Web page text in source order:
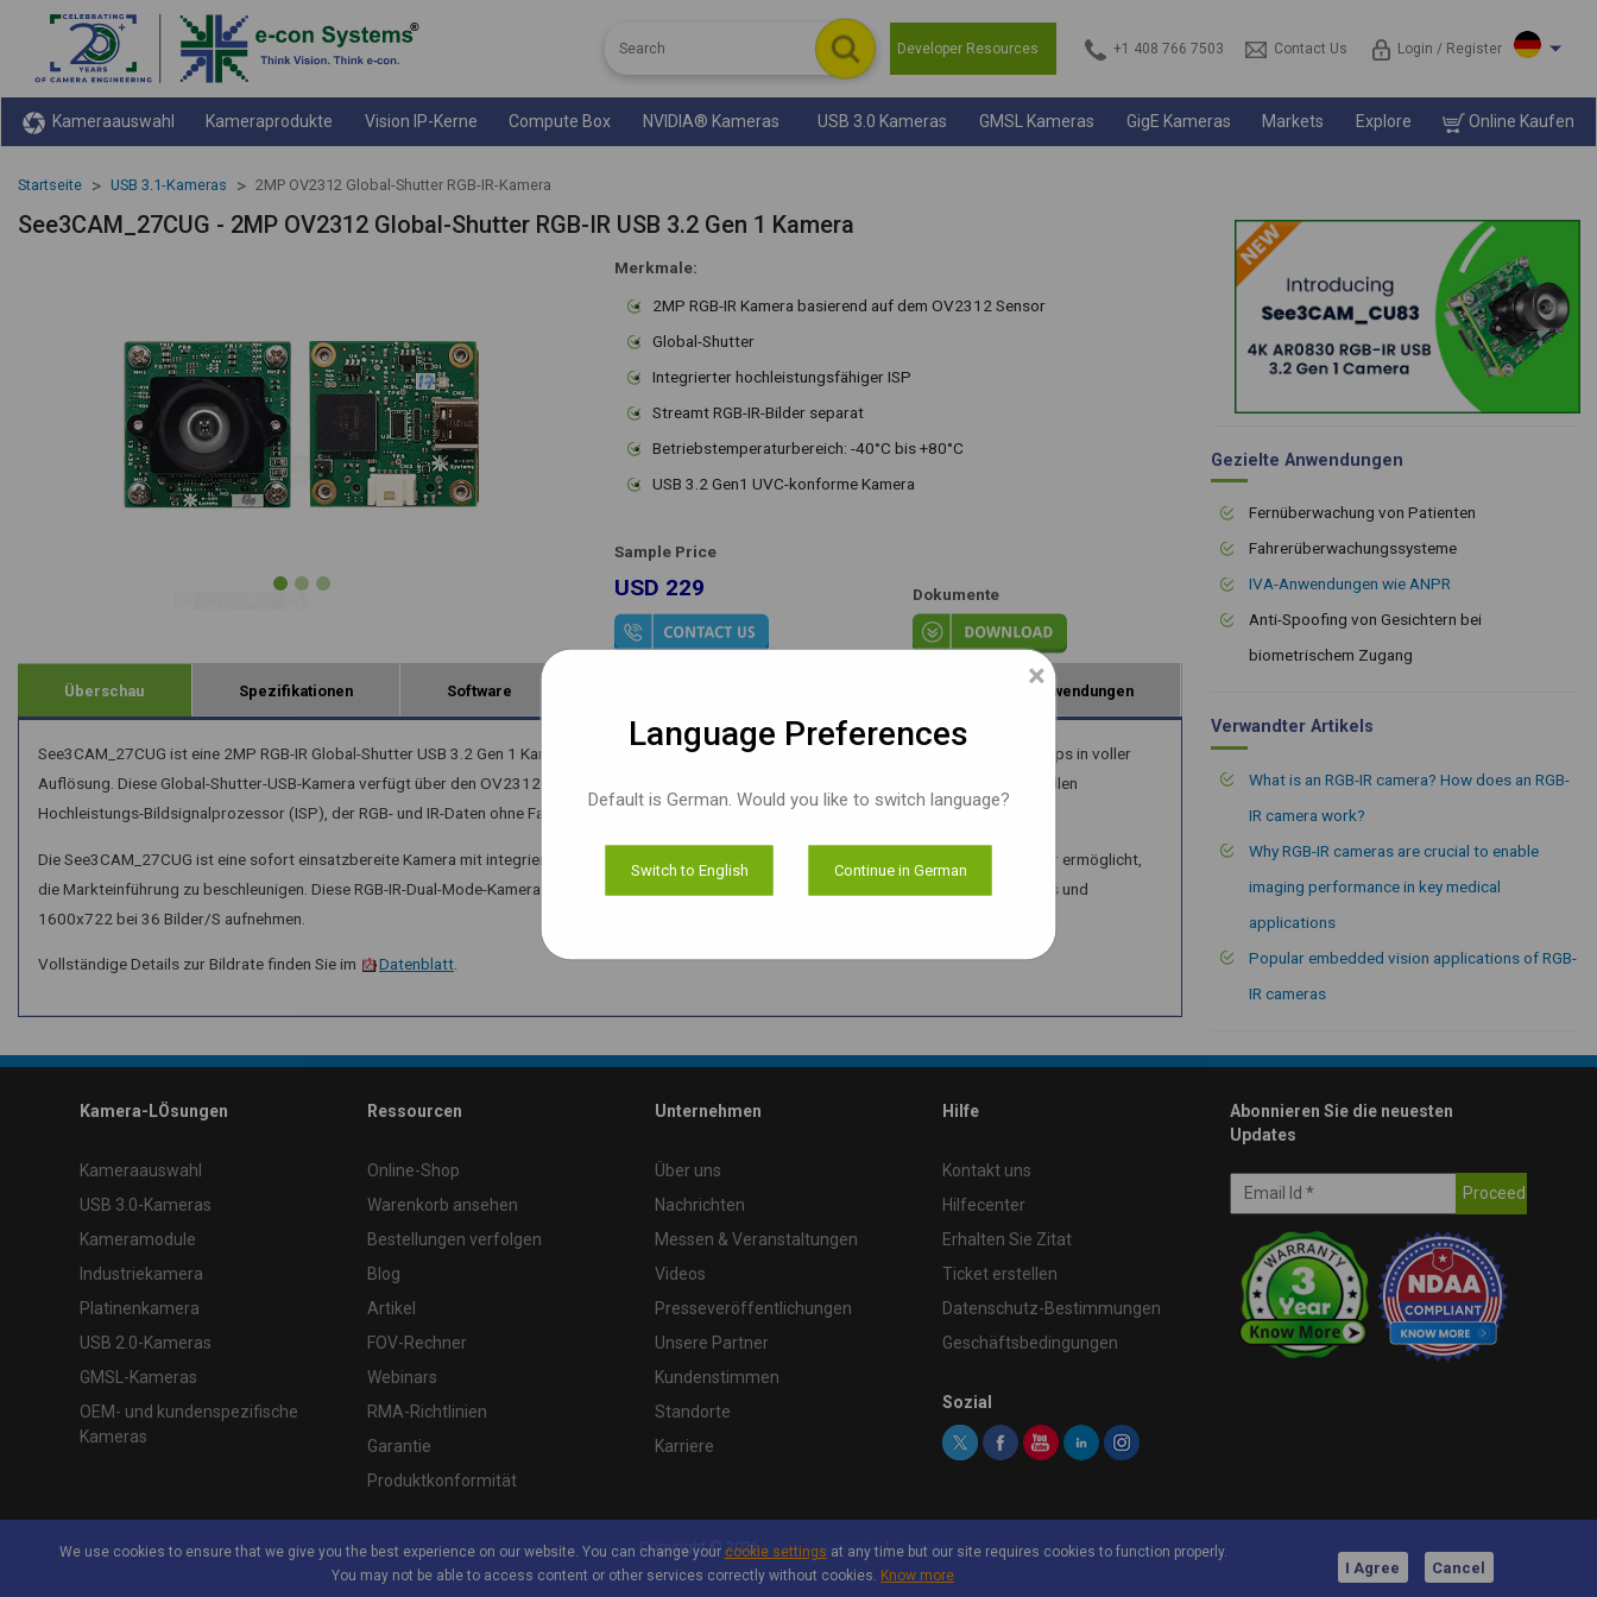
Developer Resources +1 408 766 7503 Contact Us Login / Register
Kameraauswahl Kameraprodukte Vision IP-Kerne Compute Box NVIDIA® Kameras USB 3.0 Kameras GMSL Kameras GigE Kameras Markets Explore Online Kaufen
Startseite USB 3.1-Kameras 2MP OV2312 Global-Shutter RGB-IR-Kamera
See3CAM_27CUG - 2MP OV2312 Global-Shutter RGB-IR USB 3.2 Gen 1 Kamera
Merkmale:
2MP RGB-IR Kamera basierend auf dem OV2312 Sensor
Global-Shutter
Integrierter hochleistungsfähiger ISP
Streamt RGB-IR-Bilder separat
Betriebstemperaturbereich: -40°C bis +80°C
USB 3.2 Gen1 UVC-konforme Kamera
Sample Price
USD 229 Dokumente
Überschau Spezifikationen Software Anwendungen
See3CAM_27CUG ist eine 2MP RGB-IR Global-Shutter USB 3.2 Gen 1 Kamera für die genaue und schnelle Erfassung von bewegten Szenen mit 36fps in voller
Auflösung. Diese Global-Shutter-USB-Kamera verfügt über den OV2312-CMOS-Bildsensor mit einer Pixelgröβe von 3,0 x 3,0 μm und einen speziellen
Hochleistungs-Bildsignalprozessor (ISP), der RGB- und IR-Daten ohne Farbverfälschung separat extrahiert.
Die See3CAM_27CUG ist eine sofort einsatzbereite Kamera mit integrierter Firmware, die mit UVC-Standards kompatibel ist und es dem Benutzer ermöglicht,
die Markteinführung zu beschleunigen. Diese RGB-IR-Dual-Mode-Kamera kann Bilder und Videos mit hohen Auflösungen von 1600x1302 bei 36fps und
1600x722 bei 36 Bilder/S aufnehmen.
Vollständige Details zur Bildrate finden Sie im Datenblatt.
Gezielte Anwendungen
Fernüberwachung von Patienten
Fahrerüberwachungssysteme
IVA-Anwendungen wie ANPR
Anti-Spoofing von Gesichtern bei
biometrischem Zugang
Verwandter Artikels
What is an RGB-IR camera? How does an RGB-
IR camera work?
Why RGB-IR cameras are crucial to enable
imaging performance in key medical
applications
Popular embedded vision applications of RGB-
IR cameras
Kamera-LÖsungen
Kameraauswahl
USB 3.0-Kameras
Kameramodule
Industriekamera
Platinenkamera
USB 2.0-Kameras
GMSL-Kameras
OEM- und kundenspezifische
Kameras
Ressourcen
Online-Shop
Warenkorb ansehen
Bestellungen verfolgen
Blog
Artikel
FOV-Rechner
Webinars
RMA-Richtlinien
Garantie
Produktkonformität
Unternehmen
Über uns
Nachrichten
Messen & Veranstaltungen
Videos
Presseveröffentlichungen
Unsere Partner
Kundenstimmen
Standorte
Karriere
Hilfe
Kontakt uns
Hilfecenter
Erhalten Sie Zitat
Ticket erstellen
Datenschutz-Bestimmungen
Geschäftsbedingungen
Sozial
Abonnieren Sie die neuesten
Updates
Copyright ©2026 e-con Systems®|Site Map
×
Language Preferences
Default is German. Would you like to switch language?
Switch to English Continue in German
We use cookies to ensure that we give you the best experience on our website. You can change your cookie settings at any time but our site requires cookies to function properly.
You may not be able to access content or other services correctly without cookies. Know more I Agree Cancel
\